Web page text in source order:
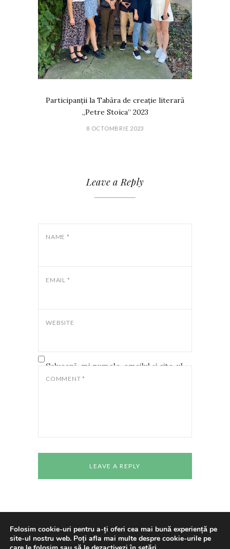
Participanții la Tabăra de creație literară
„Petre Stoica” 2023
8 OCTOMBRIE 2023
Leave a Reply
NAME *
EMAIL *
WEBSITE
Salvează-mi numele, emailul și site-ul
web în acest navigator pentru data
COMMENT *
Copyright © 2024 All rights reserved Casa de
Folosim cookie-uri pentru a-ți oferi cea mai bună experiență pe
site-ul nostru web. Poți afla mai multe despre cookie-urile pe